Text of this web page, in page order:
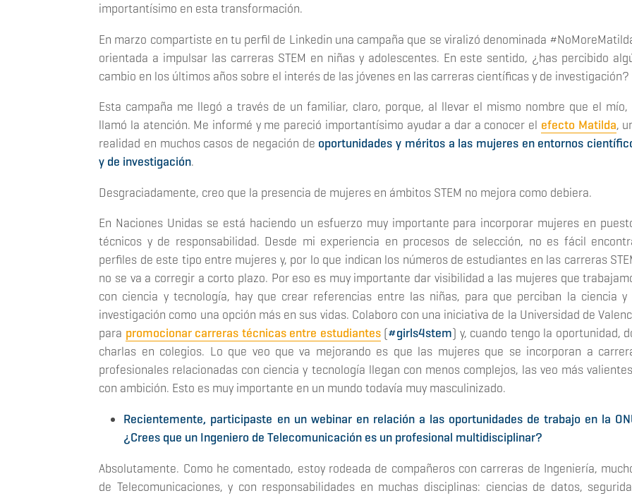
importantísimo en esta transformación.
En marzo compartiste en tu perfil de Linkedin una campaña que se viralizó denominada
orientada a impulsar las carreras STEM en niñas y adolescentes. En este sentido, ¿has percibido
cambio en los últimos años sobre el interés de las jóvenes en las carreras científicas y de investigación?
Esta campaña me llegó a través de un familiar, claro, porque, al llevar el mismo nombre que el mío,
llamó la atención. Me informé y me pareció importantísimo ayudar a dar a conocer el efecto Matilda,
realidad en muchos casos de negación de oportunidades y méritos a las mujeres en entornos
y de investigación.
Desgraciadamente, creo que la presencia de mujeres en ámbitos STEM no mejora como debiera.
En Naciones Unidas se está haciendo un esfuerzo muy importante para incorporar mujeres en
técnicos y de responsabilidad. Desde mi experiencia en procesos de selección, no es fácil
perfiles de este tipo entre mujeres y, por lo que indican los números de estudiantes en las carreras
no se va a corregir a corto plazo. Por eso es muy importante dar visibilidad a las mujeres que
con ciencia y tecnología, hay que crear referencias entre las niñas, para que perciban la ciencia y
investigación como una opción más en sus vidas. Colaboro con una iniciativa de la Universidad de
para promocionar carreras técnicas entre estudiantes(#girls4stem) y, cuando tengo la oportunidad,
charlas en colegios. Lo que veo que va mejorando es que las mujeres que se incorporan a
profesionales relacionadas con ciencia y tecnología llegan con menos complejos, las veo más
con ambición. Esto es muy importante en un mundo todavía muy masculinizado.
Recientemente, participaste en un webinar en relación a las oportunidades de trabajo en la
¿Crees que un Ingeniero de Telecomunicación es un profesional multidisciplinar?
Absolutamente. Como he comentado, estoy rodeada de compañeros con carreras de Ingeniería,
de Telecomunicaciones, y con responsabilidades en muchas disciplinas: ciencias de datos,